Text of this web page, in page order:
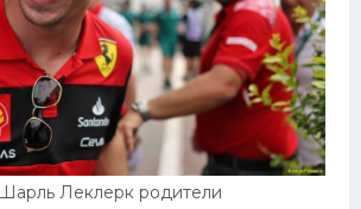
Леклерк родители